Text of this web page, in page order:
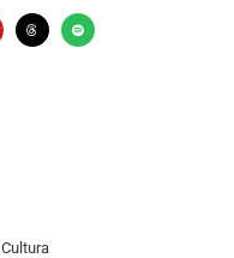
Cultura